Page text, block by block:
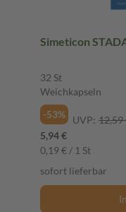
Simeticon
32 St
Weichkapseln
-53%
UVP: 12,59
5,94 €
0,19 € / 1 St
sofort lieferbar